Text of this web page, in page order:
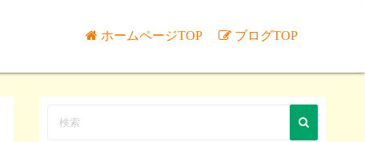
ホームページTOP ブログTOP